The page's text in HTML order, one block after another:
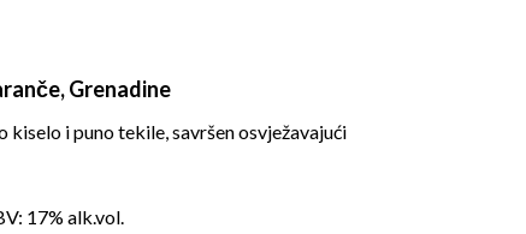
Grenadine
kiselo i puno tekile, savršen osvježavajući
17% alk.vol.